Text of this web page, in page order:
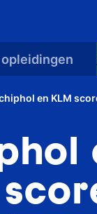
opleidingen
nieuws
opleidingen
en KLM